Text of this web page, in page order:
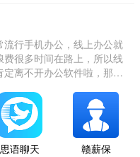
流行手机办公，线上办公就
费很多时间在路上，所以线
定离不开办公软件啦，那么
效办公软件，让您轻松与客
快速完成工作，省下时间享
思语聊天 赣薪保